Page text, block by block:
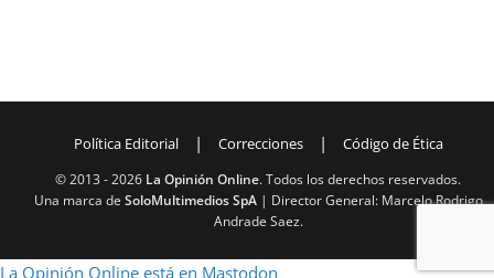
Política Editorial | Correcciones | Código de Ética
© 2013 -2026 La Opinión Online. Todos los derechos reservados.
Una marca de SoloMultimedios SpA| Director General: Marcelo Rodrigo
Andrade Saez.
La Opinión Online está en Mastodon